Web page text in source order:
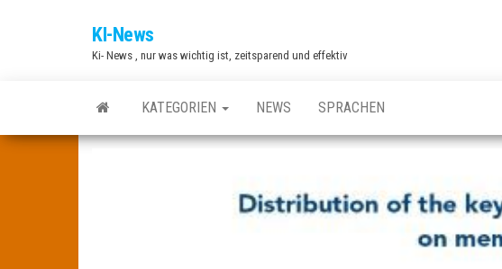
KI-News
Ki- News , nur was wichtig ist, zeitsparend und effektiv
KATEGORIEN NEWS SPRACHEN